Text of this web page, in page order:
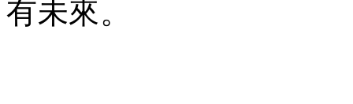
有未來。